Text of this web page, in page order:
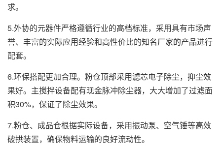
求。
5.外协的元器件严格遵循行业的高档标准，采用具有市场声
誉、丰富的实际应用经验和高性价比的知名厂家的产品进行
配套。
6.环保搭配更加合理。粉仓顶部采用滤芯电子除尘，抑尘效
果好。主搅拌设备配有现金脉冲除尘器，大大增加了过滤面
积30%，保证了除尘效果。
7.粉仓、成品仓根据实际设备，采用振动泵、空气锤等高效
破拱装置，确保物料运输的良好流动性。